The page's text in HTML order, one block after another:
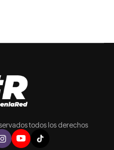
todos los derechos